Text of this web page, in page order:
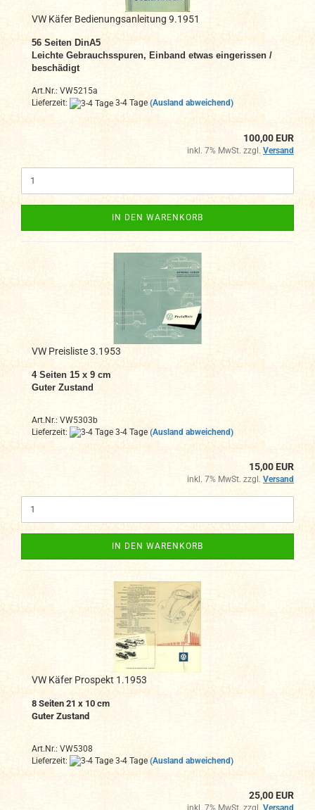
VW Käfer Bedienungsanleitung 9.1951
56 Seiten DinA5
Leichte Gebrauchsspuren, Einband etwas eingerissen /
beschädigt
Art.Nr.: VW5215a
Lieferzeit:
3-4 Tage (Ausland abweichend)
100,00 EUR
inkl. 7% MwSt. zzgl. Versand
IN DEN WARENKORB
VW Preisliste 3.1953
4 Seiten 15 x 9 cm
Guter Zustand
Art.Nr.: VW5303b
Lieferzeit:
3-4 Tage (Ausland abweichend)
15,00 EUR
inkl. 7% MwSt. zzgl. Versand
IN DEN WARENKORB
VW Käfer Prospekt 1.1953
8 Seiten 21 x 10 cm
Guter Zustand
Art.Nr.: VW5308
Lieferzeit:
3-4 Tage (Ausland abweichend)
25,00 EUR